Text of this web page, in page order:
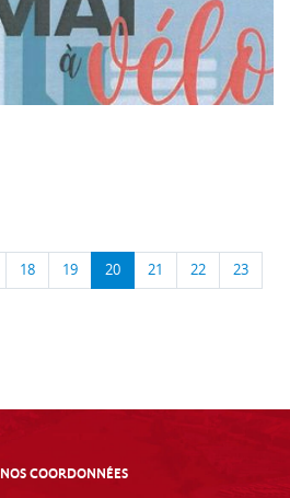
18 19 20 21 22 23
NOS COORDONNÉES